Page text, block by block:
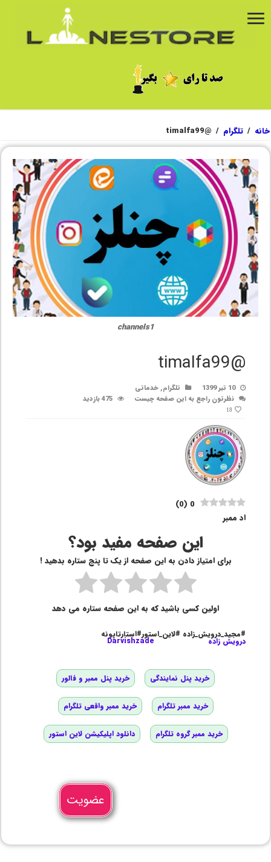
خانه / تلگرام /
@timalfa99
channels1
@timalfa99
10 تیر 1399 تلگرام,خدماتی
نظرتون راجع به این صفحه چیست
475 بازدید
18
0
(
0
)
اد ممبر
این صفحه مفید بود؟
برای امتیاز دادن به این صفحه از یک تا پنج ستاره بدهید !
اولین کسی باشید که به این صفحه ستاره می دهد
#مجید_درویش_زاده #لاین_استور#استارتاپونه
درویش زاده Darvishzade
خرید پنل نمایندگی خرید پنل ممبر و فالور
خرید ممبر تلگرام خرید ممبر واقعی تلگرام
خرید ممبر گروه تلگرام دانلود اپلیکیشن لاین استور
عضویت